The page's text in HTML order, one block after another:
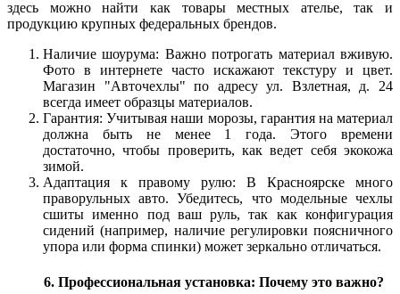
здесь можно найти как товары местных ателье, так и
продукцию крупных федеральных брендов.
Наличие шоурума: Важно потрогать материал вживую.
Фото в интернете часто искажают текстуру и цвет.
Магазин "Авточехлы" по адресу ул. Взлетная, д. 24
всегда имеет образцы материалов.
Гарантия: Учитывая наши морозы, гарантия на материал
должна быть не менее 1 года. Этого времени
достаточно, чтобы проверить, как ведет себя экокожа
зимой.
Адаптация к правому рулю: В Красноярске много
праворульных авто. Убедитесь, что модельные чехлы
сшиты именно под ваш руль, так как конфигурация
сидений (например, наличие регулировки поясничного
упора или форма спинки) может зеркально отличаться.
6. Профессиональная установка: Почему это важно?